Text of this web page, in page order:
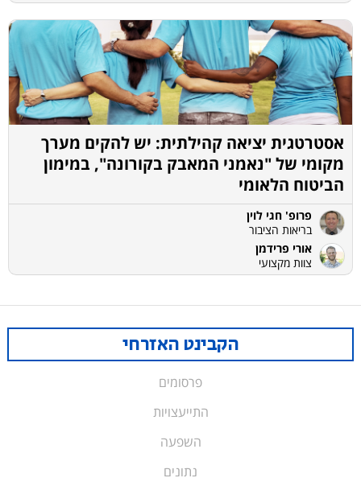
אסטרטגית יציאה קהילתית: יש להקים מערך
מקומי של "נאמני המאבק בקורונה", במימון
הביטוח הלאומי
אורי פרידמן
צוות מקצועי
פרופ' חגי לוין
בריאות הציבור
הקבינט האזרחי
פרסומים
התייעצויות
השפעה
נתונים